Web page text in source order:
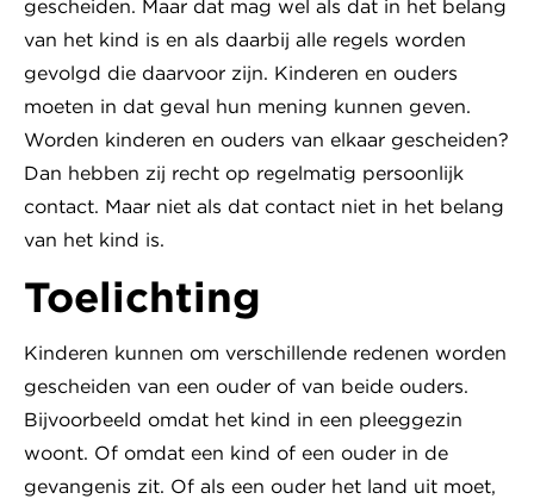
gescheiden. Maar dat mag wel als dat in het belang
van het kind is en als daarbij alle regels worden
gevolgd die daarvoor zijn. Kinderen en ouders
moeten in dat geval hun mening kunnen geven.
Worden kinderen en ouders van elkaar gescheiden?
Dan hebben zij recht op regelmatig persoonlijk
contact. Maar niet als dat contact niet in het belang
van het kind is.
Toelichting
Kinderen kunnen om verschillende redenen worden
gescheiden van een ouder of van beide ouders.
Bijvoorbeeld omdat het kind in een pleeggezin
woont. Of omdat een kind of een ouder in de
gevangenis zit. Of als een ouder het land uit moet,